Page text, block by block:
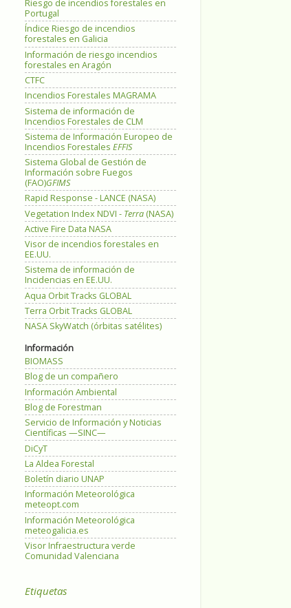
Riesgo de incendios forestales en
Portugal
Índice Riesgo de incendios
forestales en Galicia
Información de riesgo incendios
forestales en Aragón
CTFC
Incendios Forestales MAGRAMA
Sistema de información de
Incendios Forestales de CLM
Sistema de Información Europeo de
Incendios Forestales EFFIS
Sistema Global de Gestión de
Información sobre Fuegos
(FAO)GFIMS
Rapid Response - LANCE (NASA)
Vegetation Index NDVI - Terra (NASA)
Active Fire Data NASA
Visor de incendios forestales en
EE.UU.
Sistema de información de
Incidencias en EE.UU.
Aqua Orbit Tracks GLOBAL
Terra Orbit Tracks GLOBAL
NASA SkyWatch (órbitas satélites)
Información
BIOMASS
Blog de un compañero
Información Ambiental
Blog de Forestman
Servicio de Información y Noticias
Científicas —SINC—
DiCyT
La Aldea Forestal
Boletín diario UNAP
Información Meteorológica
meteopt.com
Información Meteorológica
meteogalicia.es
Visor Infraestructura verde
Comunidad Valenciana
Etiquetas